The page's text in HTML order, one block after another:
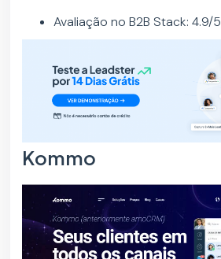
Avaliação no B2B Stack: 4.9/5
Kommo